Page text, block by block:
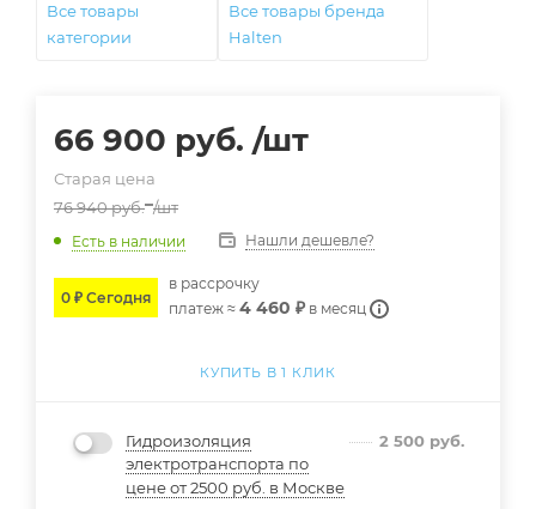
Все товары
категории
Все товары бренда
Halten
66 900 руб. /шт
Старая цена
76 940руб. /шт
Есть в наличии Нашли дешевле?
0 ₽ Сегодня
в расcрочку
платеж ≈ 4 460 ₽ в месяц
КУПИТЬ В 1 КЛИК
Гидроизоляция
электротранспорта по
цене от 2500 руб. в Москве
2 500 руб.